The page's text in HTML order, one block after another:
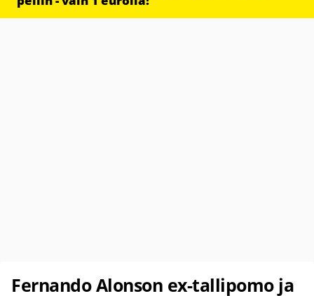
Fernando Alonson ex-tallipomo ja